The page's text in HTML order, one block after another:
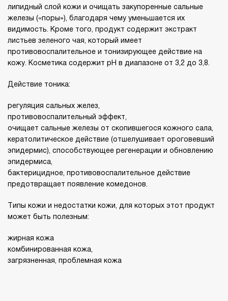
липидный слой кожи и очищать закупоренные сальные
железы («поры»), благодаря чему уменьшается их
видимость. Кроме того, продукт содержит экстракт
листьев зеленого чая, который имеет
противовоспалительное и тонизирующее действие на
кожу. Косметика содержит рН в диапазоне от 3,2 до 3,8.
Действие тоника:
регуляция сальных желез,
противовоспалительный эффект,
очищает сальные железы от скопившегося кожного сала,
кератолитическое действие (отшелушивает ороговевший
эпидермис), способствующее регенерации и обновлению
эпидермиса,
бактерицидное, противовоспалительное действие
предотвращает появление комедонов.
Типы кожи и недостатки кожи, для которых этот продукт
может быть полезным:
жирная кожа
комбинированная кожа,
загрязненная, проблемная кожа